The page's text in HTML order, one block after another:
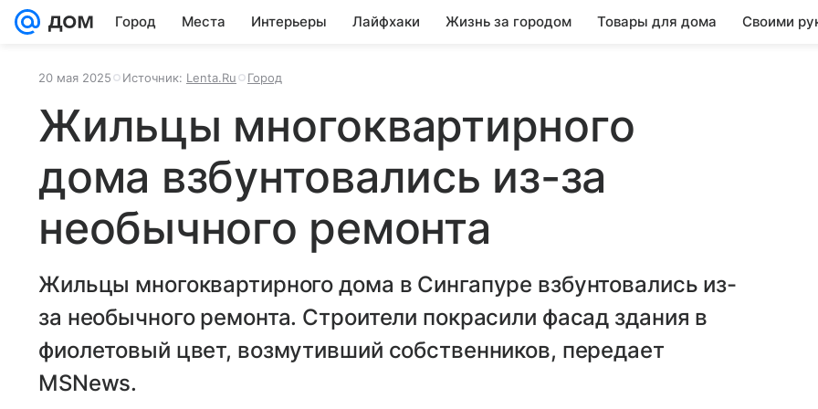
Город Места Интерьеры Лайфхаки Жизнь за городом Товары для дома Своими
20 мая 2025 Источник: Lenta.Ru Город
Жильцы многоквартирного
дома взбунтовались из-за
необычного ремонта
Жильцы многоквартирного дома в Сингапуре взбунтовались из-
за необычного ремонта. Строители покрасили фасад здания в
фиолетовый цвет, возмутивший собственников, передает
MSNews.